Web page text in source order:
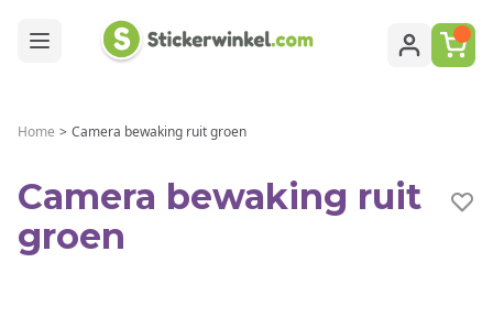
Home > Camera bewaking ruit groen
Camera bewaking ruit
groen